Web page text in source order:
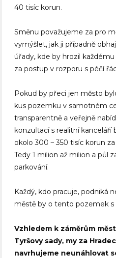
40 tisíc korun.
Směnu považujeme za pro
vymýšlet, jak ji případně
úřady, kde by hrozil
za postup v rozporu s péčí
Pokud by přeci jen město
kus pozemku v samotném
transparentně a veřejně
konzultací s realitní kanceláří
okolo 300 – 350 tisíc korun
Tedy 1 milion až milion a půl
parkování.
Každý, kdo pracuje, podniká
městě by o tento pozemek s
Vzhledem k záměrům
Tyršovy sady, my za
navrhujeme neunáhlovat